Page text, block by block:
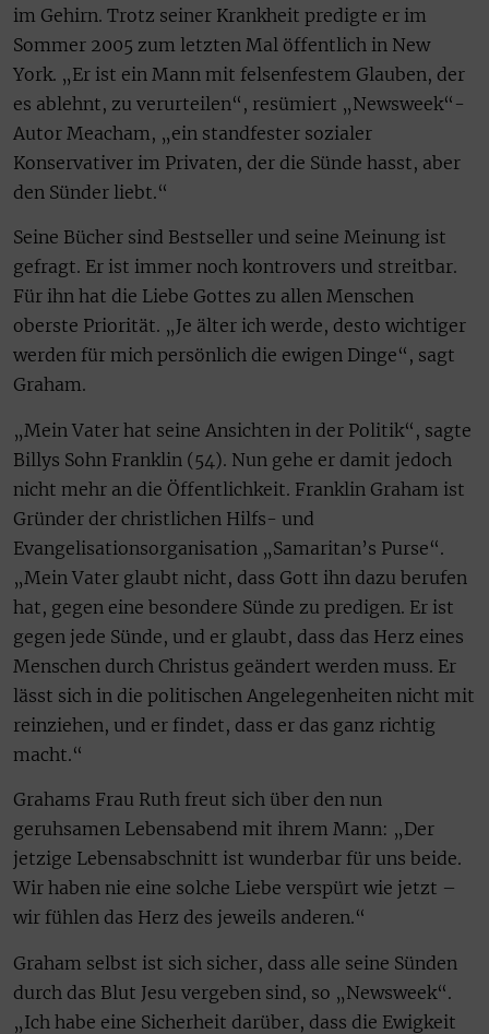
im Gehirn. Trotz seiner Krankheit predigte er im
Sommer 2005 zum letzten Mal öffentlich in New
York. „Er ist ein Mann mit felsenfestem Glauben, der
es ablehnt, zu verurteilen“, resümiert „Newsweek“-
Autor Meacham, „ein standfester sozialer
Konservativer im Privaten, der die Sünde hasst, aber
den Sünder liebt.“
Seine Bücher sind Bestseller und seine Meinung ist
gefragt. Er ist immer noch kontrovers und streitbar.
Für ihn hat die Liebe Gottes zu allen Menschen
oberste Priorität. „Je älter ich werde, desto wichtiger
werden für mich persönlich die ewigen Dinge“, sagt
Graham.
„Mein Vater hat seine Ansichten in der Politik“, sagte
Billys Sohn Franklin (54). Nun gehe er damit jedoch
nicht mehr an die Öffentlichkeit. Franklin Graham ist
Gründer der christlichen Hilfs- und
Evangelisationsorganisation „Samaritan’s Purse“.
„Mein Vater glaubt nicht, dass Gott ihn dazu berufen
hat, gegen eine besondere Sünde zu predigen. Er ist
gegen jede Sünde, und er glaubt, dass das Herz eines
Menschen durch Christus geändert werden muss. Er
lässt sich in die politischen Angelegenheiten nicht mit
reinziehen, und er findet, dass er das ganz richtig
macht.“
Grahams Frau Ruth freut sich über den nun
geruhsamen Lebensabend mit ihrem Mann: „Der
jetzige Lebensabschnitt ist wunderbar für uns beide.
Wir haben nie eine solche Liebe verspürt wie jetzt –
wir fühlen das Herz des jeweils anderen.“
Graham selbst ist sich sicher, dass alle seine Sünden
durch das Blut Jesu vergeben sind, so „Newsweek“.
„Ich habe eine Sicherheit darüber, dass die Ewigkeit